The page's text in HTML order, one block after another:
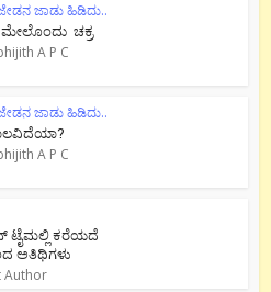
ಜಾಡು ಹಿಡಿದು..
ಚಕ್ರ
A P C
ಜಾಡು ಹಿಡಿದು..
A P C
ಟೈಮಲ್ಲಿ ಕರೆಯದೆ
ಅತಿಥಿಗಳು
Author